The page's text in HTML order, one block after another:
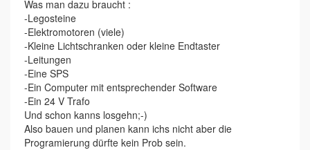
Was man dazu braucht :
-Legosteine
-Elektromotoren (viele)
-Kleine Lichtschranken oder kleine Endtaster
-Leitungen
-Eine SPS
-Ein Computer mit entsprechender Software
-Ein 24 V Trafo
Und schon kanns losgehn;-)
Also bauen und planen kann ichs nicht aber die
Programierung dürfte kein Prob sein.